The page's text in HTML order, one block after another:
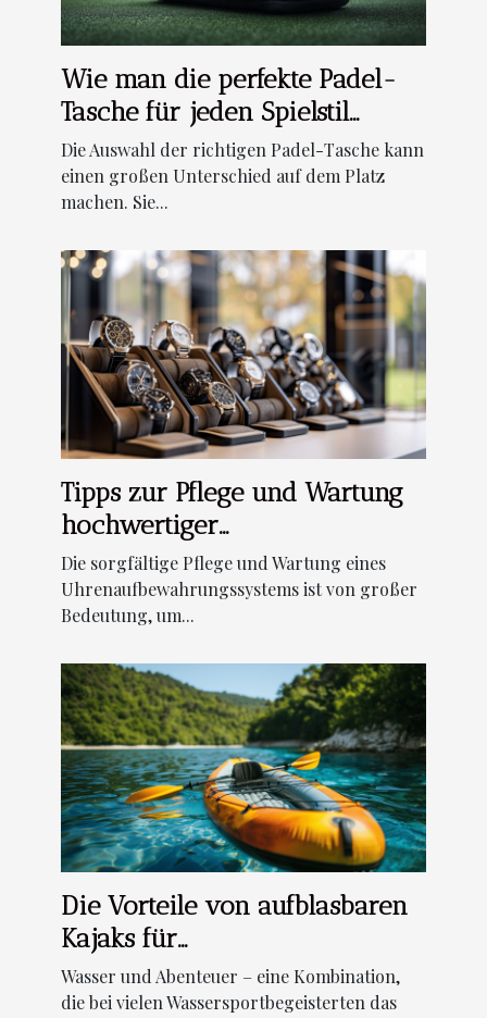
Wie man die perfekte Padel-
Tasche für jeden Spielstil
auswählt
Die Auswahl der richtigen Padel-Tasche kann
einen großen Unterschied auf dem Platz
machen. Sie...
Tipps zur Pflege und Wartung
hochwertiger
Uhrenaufbewahrungssysteme
Die sorgfältige Pflege und Wartung eines
Uhrenaufbewahrungssystems ist von großer
Bedeutung, um...
Die Vorteile von aufblasbaren
Kajaks für
Wassersportbegeisterte
Wasser und Abenteuer – eine Kombination,
die bei vielen Wassersportbegeisterten das